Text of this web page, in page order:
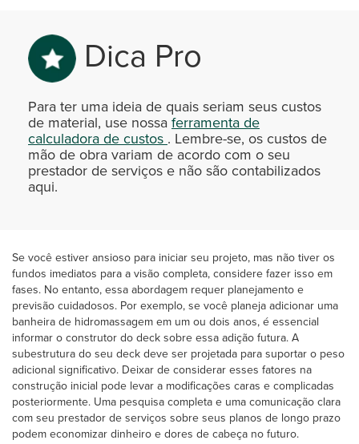
Dica Pro
Para ter uma ideia de quais seriam seus custos
de material, use nossaferramenta de
calculadora de custos. Lembre-se, os custos de
mão de obra variam de acordo com o seu
prestador de serviços e não são contabilizados
aqui.
Se você estiver ansioso para iniciar seu projeto, mas não tiver os
fundos imediatos para a visão completa, considere fazer isso em
fases. No entanto, essa abordagem requer planejamento e
previsão cuidadosos. Por exemplo, se você planeja adicionar uma
banheira de hidromassagem em um ou dois anos, é essencial
informar o construtor do deck sobre essa adição futura. A
subestrutura do seu deck deve ser projetada para suportar o peso
adicional significativo. Deixar de considerar esses fatores na
construção inicial pode levar a modificações caras e complicadas
posteriormente. Uma pesquisa completa e uma comunicação clara
com seu prestador de serviços sobre seus planos de longo prazo
podem economizar dinheiro e dores de cabeça no futuro.